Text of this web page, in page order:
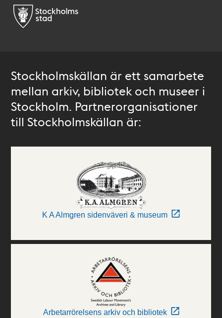
Stockholmskällan är ett samarbete
mellan arkiv, bibliotek och museer i
Stockholm. Partnerorganisationer
till Stockholmskällan är:
K A Almgren sidenväveri & museum
Arbetarrörelsens arkiv och bibliotek